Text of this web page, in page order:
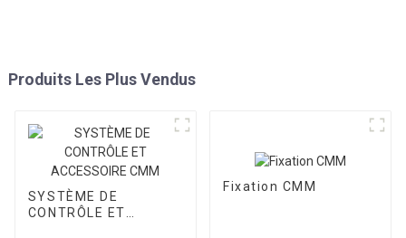
Produits Les Plus Vendus
SYSTÈME DE
CONTRÔLE ET
Fixation CMM